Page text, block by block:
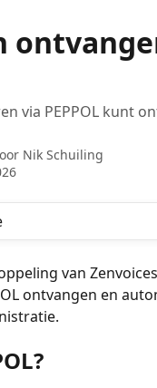
via PEPPOL kunt
Nik Schuiling
van
ontvangen en